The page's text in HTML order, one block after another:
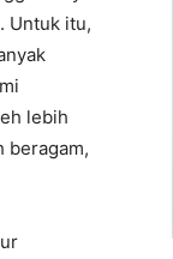
Untuk itu,
lebih
beragam,